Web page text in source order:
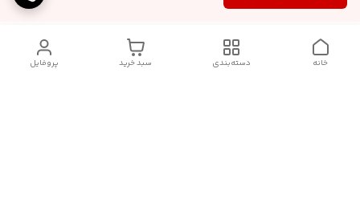
پروفایل سبد خرید دسته‌بندی خانه